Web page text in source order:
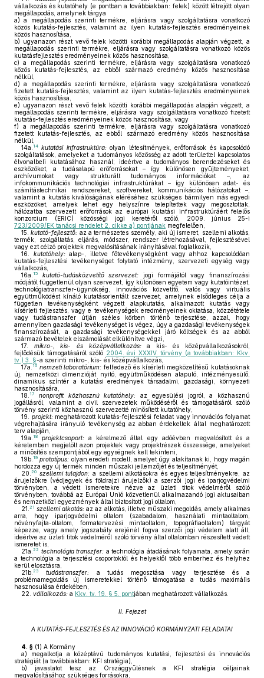
vállalkozás és kutatóhely (e pontban a továbbiakban: felek) között létrejött olyan
megállapodás, amelynek tárgya
a) a megállapodás szerinti termékre, eljárásra vagy szolgáltatásra vonatkozó
közös kutatás-fejlesztés, valamint az ilyen kutatás-fejlesztés eredményeinek
közös hasznosítása,
b) ugyanazon részt vevő felek közötti korábbi megállapodás alapján végzett, a
megállapodás szerinti termékre, eljárásra vagy szolgáltatásra vonatkozó közös
kutatásfejlesztés eredményeinek közös hasznosítása,
c) a megállapodás szerinti termékre, eljárásra vagy szolgáltatásra vonatkozó
közös kutatás-fejlesztés, az ebből származó eredmény közös hasznosítása
nélkül,
d) a megállapodás szerinti termékre, eljárásra vagy szolgáltatásra vonatkozó
fizetett kutatás-fejlesztés, valamint az ilyen kutatás-fejlesztés eredményeinek
közös hasznosítása,
e) ugyanazon részt vevő felek közötti korábbi megállapodás alapján végzett, a
megállapodás szerinti termékre, eljárásra vagy szolgáltatásra vonatkozó fizetett
kutatás-fejlesztés eredményeinek közös hasznosítása, vagy
f) a megállapodás szerinti termékre, eljárásra vagy szolgáltatásra vonatkozó
fizetett kutatás-fejlesztés, az ebből származó eredmény közös hasznosítása
nélkül,
14a. 14 kutatási infrastruktúra:olyan létesítmények, erőforrások és kapcsolódó
szolgáltatások, amelyeket a tudományos közösség az adott területtel kapcsolatos
élvonalbeli kutatásához használ; ideértve a tudományos berendezéseket és
eszközöket, a tudásalapú erőforrásokat – így különösen gyűjteményeket,
archívumokat vagy strukturált tudományos információkat –, az
infokommunikációs technológiai infrastruktúrákat – így különösen adat- és
számítástechnikai rendszereket, szoftvereket, kommunikációs hálózatokat –,
valamint a kutatás kiválóságának eléréséhez szükséges bármilyen más egyedi
eszközöket, amelyek lehet egy helyszínre telepítettek vagy megosztottak,
hálózatba szervezett erőforrások az európai kutatási infrastruktúráért felelős
konzorcium (ERIC) közösségi jogi keretéről szóló, 2009. június 25-i
723/2009/EK tanácsi rendelet 2. cikke a) pontjának megfelelően,
15.
kutató-fejlesztő: az a természetes személy, aki új ismeret, szellemi alkotás,
termék, szolgáltatás, eljárás, módszer, rendszer létrehozásával, fejlesztésével
vagy ezt célzó projektek megvalósításának irányításával foglalkozik,
16.
kutatóhely:alap-, illetve főtevékenységként vagy ahhoz kapcsolódóan
kutatás-fejlesztési tevékenységet folytató intézmény, szervezeti egység vagy
vállalkozás,
16a. 15 kutató-tudásközvetítő szervezet: jogi formájától vagy finanszírozási
módjától függetlenül olyan szervezet, így különösen egyetem vagy kutatóintézet,
technológiatranszfer-ügynökség, innovációs közvetítő, valós vagy virtuális
együttműködést kínáló kutatásorientált szervezet, amelynek elsődleges célja a
független tevékenységként végzett alapkutatás, alkalmazott kutatás vagy
kísérleti fejlesztés, vagy e tevékenységek eredményeinek oktatása, közzététele
vagy tudástranszfer útján széles körben történő terjesztése, azzal, hogy
amennyiben gazdasági tevékenységet is végez, úgy a gazdasági tevékenységek
finanszírozását, a gazdasági tevékenységekkel járó költségek és az abból
származó bevételek elszámolását elkülönítve végzi,
17.
mikro-, kis- és középvállalkozás:a kis- és középvállalkozásokról,
fejlődésük támogatásáról szóló 2004. évi XXXIV. törvény (a továbbiakban: Kkv.
tv.) 3. §-a szerinti mikro-, kis- és középvállalkozás,
17a. 16 nemzeti laboratórium: felfedező és kísérleti megközelítésű kutatásoknak
új, nemzetközi dimenzióját nyitó, együttműködésen alapuló, intézményesülő,
dinamikus színtér a kutatási eredmények társadalmi, gazdasági, környezeti
hasznosítására,
18. 17 nonprofit közhasznú kutatóhely: az egyesülési jogról, a közhasznú
jogállásról, valamint a civil szervezetek működéséről és támogatásáról szóló
törvény szerinti közhasznú szervezetté minősített kutatóhely,
19.
projekt:meghatározott kutatás-fejlesztési feladat vagy innovációs folyamat
végrehajtására irányuló tevékenység az abban érdekeltek által meghatározott
terv alapján,
19a. 18 projektcsoport: a kérelmező által egy adóévben megvalósított és a
kérelemben megjelölt azon projektek vagy projektrészek összessége, amelyeket
a minősítés szempontjából egy egységnek kell tekinteni,
19b. 19 prototípus: olyan eredeti modell, amelyet úgy alakítanak ki, hogy magán
hordozza egy új termék minden műszaki jellemzőjét és teljesítményét,
20. 20 szellemi tulajdon: a szellemi alkotásokra és egyes teljesítményekre, az
árujelzőkre (védjegyek és földrajzi árujelzők) a szerzői jogi és iparjogvédelmi
törvényben, a védett ismeretekre nézve az üzleti titok védelméről szóló
törvényben, továbbá az Európai Unió közvetlenül alkalmazandó jogi aktusaiban
és nemzetközi egyezmények által biztosított jogi oltalom,
21. 21 szellemi alkotás: az az alkotás, illetve műszaki megoldás, amely alkalmas
arra, hogy iparjogvédelmi oltalom (szabadalom, használati mintaoltalom,
növényfajta-oltalom, formatervezési mintaoltalom, topográfiaoltalom) tárgyát
képezze, vagy amely jogszabály erejénél fogva szerzői jogi védelem alatt áll,
ideértve az üzleti titok védelméről szóló törvény által oltalomban részesített védett
ismeretet is,
21a. 22 technológia transzfer: a technológia átadásának folyamata, amely során
a technológia a terjesztési csoportoktól és helyektől több emberhez és helyhez
kerül elosztásra,
21b. 23 tudástranszfer:a tudás megosztása vagy terjesztése és a
problémamegoldás új ismeretekkel történő támogatása a tudás maximális
hasznosulása érdekében,
22. vállalkozás: a Kkv. tv. 19. § 5. pontjában meghatározott vállalkozás.
II. Fejezet
A KUTATÁS-FEJLESZTÉS ÉS AZ INNOVÁCIÓ KORMÁNYZATI FELADATAI
4. § (1) A Kormány
a) megalkotja a középtávú tudományos kutatási, fejlesztési és innovációs
stratégiát (a továbbiakban: KFI stratégia),
b) javaslatot tesz az Országgyűlésnek a KFI stratégia céljainak
megvalósításához szükséges forrásokra,